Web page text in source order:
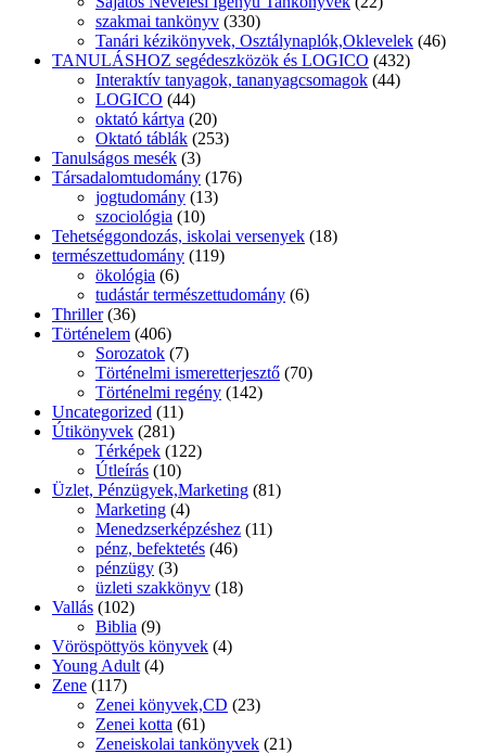
szakmai tankönyv (330)
Tanári kézikönyvek, Osztálynaplók,Oklevelek (46)
TANULÁSHOZ segédeszközök és LOGICO (432)
Interaktív tanyagok, tananyagcsomagok (44)
LOGICO (44)
oktató kártya (20)
Oktató táblák (253)
Tanulságos mesék (3)
Társadalomtudomány (176)
jogtudomány (13)
szociológia (10)
Tehetséggondozás, iskolai versenyek (18)
természettudomány (119)
ökológia (6)
tudástár természettudomány (6)
Thriller (36)
Történelem (406)
Sorozatok (7)
Történelmi ismeretterjesztő (70)
Történelmi regény (142)
Uncategorized (11)
Útikönyvek (281)
Térképek (122)
Útleírás (10)
Üzlet, Pénzügyek,Marketing (81)
Marketing (4)
Menedzserképzéshez (11)
pénz, befektetés (46)
pénzügy (3)
üzleti szakkönyv (18)
Vallás (102)
Biblia (9)
Vöröspöttyös könyvek (4)
Young Adult (4)
Zene (117)
Zenei könyvek,CD (23)
Zenei kotta (61)
Zeneiskolai tankönyvek (21)